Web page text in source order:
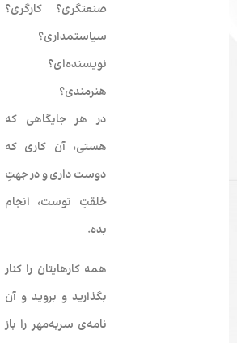
صنعتگری؟ کارگری؟
سیاستمداری؟
نویسنده‌­ای؟
هنرمندی؟
در هر جایگاهی که
هستی، آن کاری که
دوست داری و در جهتِ
خلقتِ توست، انجام
بده.
همه کارهایتان را کنار
بگذارید و بروید و آن
نامه­‌ی سربه­‌مهر را باز